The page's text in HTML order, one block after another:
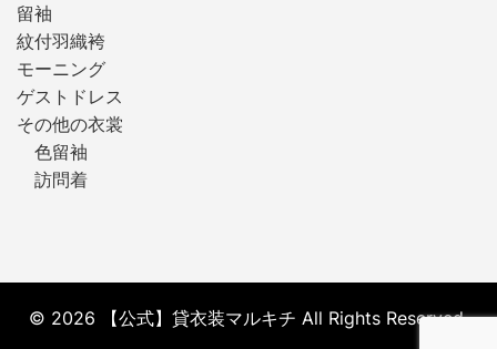
留袖
紋付羽織袴
モーニング
ゲストドレス
その他の衣裳
色留袖
訪問着
© 2026 【公式】貸衣装マルキチ All Rights Reserved.